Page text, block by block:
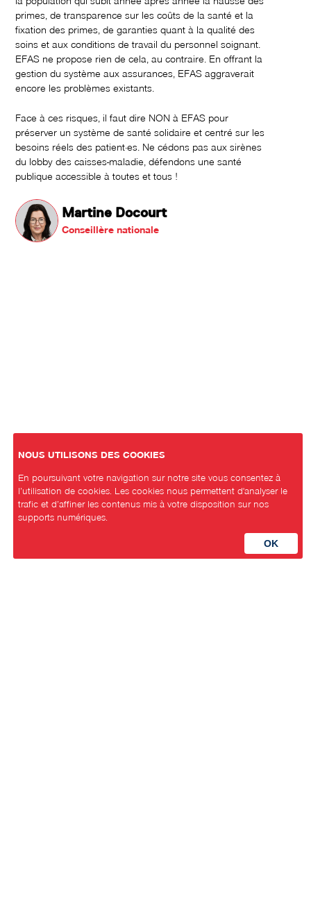
primes, de transparence sur les coûts de la santé et la
fixation des primes, de garanties quant à la qualité des
soins et aux conditions de travail du personnel soignant.
EFAS ne propose rien de cela, au contraire. En offrant la
gestion du système aux assurances, EFAS aggraverait
encore les problèmes existants.
Face à ces risques, il faut dire NON à EFAS pour
préserver un système de santé solidaire et centré sur les
besoins réels des patient·es. Ne cédons pas aux sirènes
du lobby des caisses-maladie, défendons une santé
publique accessible à toutes et tous !
Martine Docourt
Conseillère nationale
NOUS UTILISONS DES COOKIES
En poursuivant votre navigation sur notre site vous consentez à
l’utilisation de cookies. Les cookies nous permettent d'analyser le
trafic et d’affiner les contenus mis à votre disposition sur nos
supports numériques.